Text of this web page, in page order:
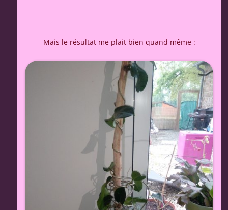
Mais le résultat me plait bien quand même :